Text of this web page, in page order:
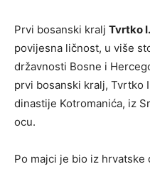
Prvi bosanski kralj Tvrtko
povijesna ličnost, u više
državnosti Bosne i
prvi bosanski kralj, Tvrtko
dinastije Kotromanića, iz
ocu.
Po majci je bio iz hrvatske